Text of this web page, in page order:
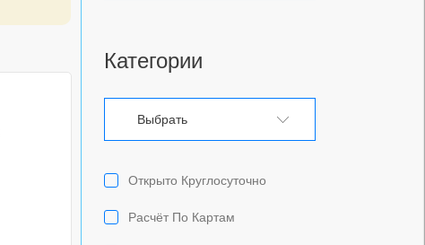
Категории
Выбрать
Открыто Круглосуточно
Расчёт По Картам